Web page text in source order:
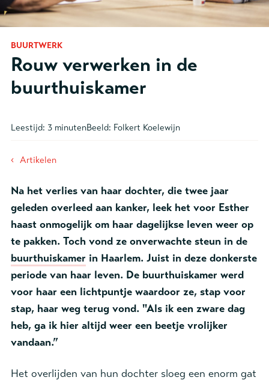
BUURTWERK
Rouw verwerken in de
buurthuiskamer
Leestijd: 3 minutenBeeld: Folkert Koelewijn
‹ Artikelen
Na het verlies van haar dochter, die twee jaar
geleden overleed aan kanker, leek het voor Esther
haast onmogelijk om haar dagelijkse leven weer op
te pakken. Toch vond ze onverwachte steun in de
buurthuiskamer in Haarlem. Juist in deze donkerste
periode van haar leven. De buurthuiskamer werd
voor haar een lichtpuntje waardoor ze, stap voor
stap, haar weg terug vond. "Als ik een zware dag
heb, ga ik hier altijd weer een beetje vrolijker
vandaan.”
Het overlijden van hun dochter sloeg een enorm gat